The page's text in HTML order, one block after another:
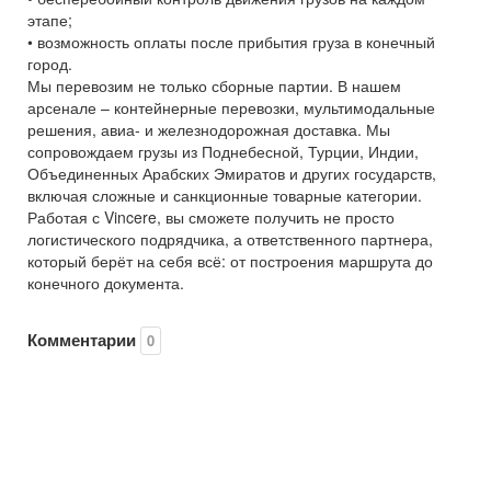
этапе;
• возможность оплаты после прибытия груза в конечный
город.
Мы перевозим не только сборные партии. В нашем
арсенале – контейнерные перевозки, мультимодальные
решения, авиа- и железнодорожная доставка. Мы
сопровождаем грузы из Поднебесной, Турции, Индии,
Объединенных Арабских Эмиратов и других государств,
включая сложные и санкционные товарные категории.
Работая с Vincere, вы сможете получить не просто
логистического подрядчика, а ответственного партнера,
который берёт на себя всё: от построения маршрута до
конечного документа.
Комментарии 0